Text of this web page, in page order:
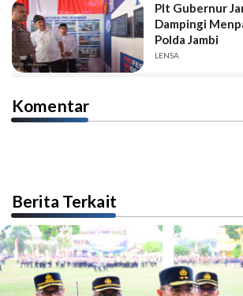
Plt Gubernur
Dampingi
Polda Jambi
LENSA
Komentar
Berita Terkait